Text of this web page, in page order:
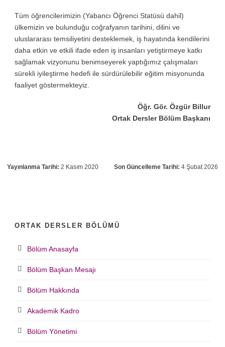
Tüm öğrencilerimizin (Yabancı Öğrenci Statüsü dahil)
ülkemizin ve bulunduğu coğrafyanın tarihini, dilini ve
uluslararası temsiliyetini desteklemek, iş hayatında kendilerini
daha etkin ve etkili ifade eden iş insanları yetiştirmeye katkı
sağlamak vizyonunu benimseyerek yaptığımız çalışmaları
sürekli iyileştirme hedefi ile sürdürülebilir eğitim misyonunda
faaliyet göstermekteyiz.
Öğr. Gör. Özgür Billur
Ortak Dersler Bölüm Başkanı
Yayınlanma Tarihi: 2 Kasım 2020 Son Güncelleme Tarihi: 4 Şubat 2026
ORTAK DERSLER BÖLÜMÜ
Bölüm Anasayfa
Bölüm Başkan Mesajı
Bölüm Hakkında
Akademik Kadro
Bölüm Yönetimi